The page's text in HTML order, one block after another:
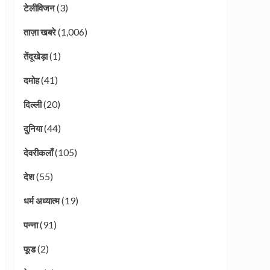
टेलीविजन(3)
ताज़ा खबरे(1,006)
तेंदूखेड़ा(1)
दमोह(41)
दिल्ली(20)
दुनिया(44)
देवरीकलाँ(105)
देश(55)
धर्म अध्यात्म(19)
पन्ना(91)
फूड(2)